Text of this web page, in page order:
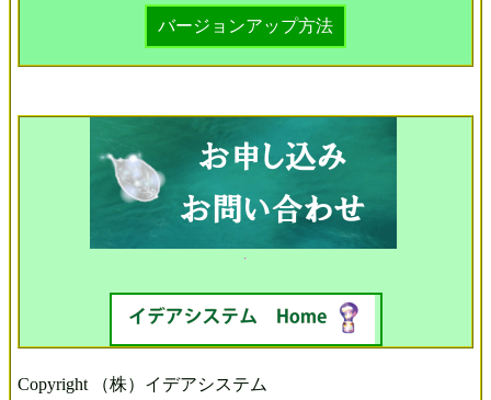
バージョンアップ方法
Copyright （株）イデアシステム